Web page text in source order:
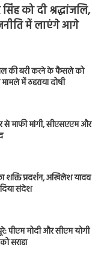
को दी श्रद्धांजलि,
में लाएंगे आगे
की बरी करने के फैसले को
में ठहराया दोषी
से माफी मांगी, सीएसएएम और
शक्ति प्रदर्शन, अखिलेश यादव
दिया संदेश
पीएम मोदी और सीएम योगी
सराहा